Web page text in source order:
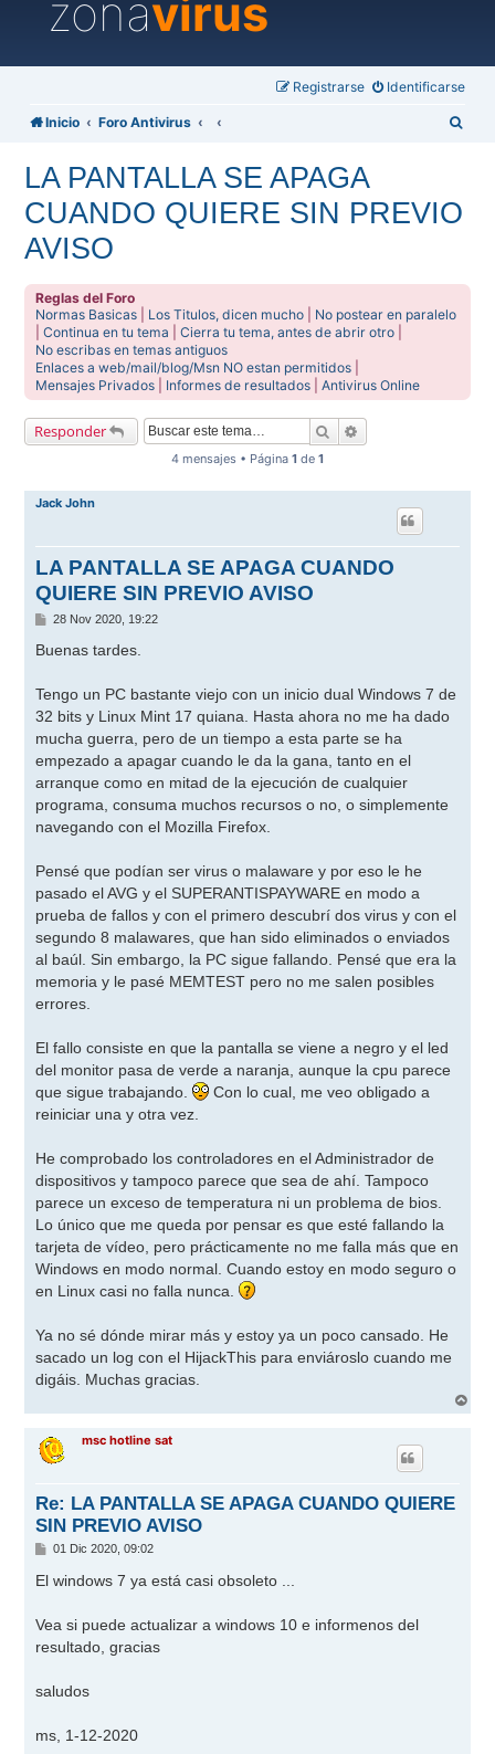
zonavirus
Identificarse
Registrarse
Inicio Foro Antivirus
LA PANTALLA SE APAGA
CUANDO QUIERE SIN PREVIO
AVISO
Reglas del Foro
Normas Basicas
Los Titulos, dicen mucho
No postear en paralelo
|Continua en tu tema |Cierra tu tema, antes de abrir otro
No escribas en temas antiguos
Enlaces a web/mail/blog/Msn NO estan permitidos
Mensajes Privados
Informes de resultados |Antivirus Online
Responder Buscar
4 mensajes • Página 1 de 1
Jack John
LA PANTALLA SE APAGA CUANDO
QUIERE SIN PREVIO AVISO
M
n
j
e
28 Nov 2020, 19:22
Buenas tardes.
Tengo un PC bastante viejo con un inicio dual Windows 7 de
32 bits y Linux Mint 17 quiana. Hasta ahora no me ha dado
mucha guerra, pero de un tiempo a esta parte se ha
empezado a apagar cuando le da la gana, tanto en el
arranque como en mitad de la ejecución de cualquier
programa, consuma muchos recursos o no, o simplemente
navegando con el Mozilla Firefox.
Pensé que podían ser virus o malaware y por eso le he
pasado el AVG y el SUPERANTISPAYWARE en modo a
prueba de fallos y con el primero descubrí dos virus y con el
segundo 8 malawares, que han sido eliminados o enviados
al baúl. Sin embargo, la PC sigue fallando. Pensé que era la
memoria y le pasé MEMTEST pero no me salen posibles
errores.
El fallo consiste en que la pantalla se viene a negro y el led
del monitor pasa de verde a naranja, aunque la cpu parece
que sigue trabajando.
Con lo cual, me veo obligado a
reiniciar una y otra vez.
He comprobado los controladores en el Administrador de
dispositivos y tampoco parece que sea de ahí. Tampoco
parece un exceso de temperatura ni un problema de bios.
Lo único que me queda por pensar es que esté fallando la
tarjeta de vídeo, pero prácticamente no me falla más que en
Windows en modo normal. Cuando estoy en modo seguro o
en Linux casi no falla nunca.
Ya no sé dónde mirar más y estoy ya un poco cansado. He
sacado un log con el HijackThis para enviároslo cuando me
digáis. Muchas gracias.
r
msc hotline sat
Re: LA PANTALLA SE APAGA CUANDO QUIERE
SIN PREVIO AVISO
M
n
s
e
01 Dic 2020, 09:02
El windows 7 ya está casi obsoleto ...
Vea si puede actualizar a windows 10 e informenos del
resultado, gracias
saludos
ms, 1-12-2020